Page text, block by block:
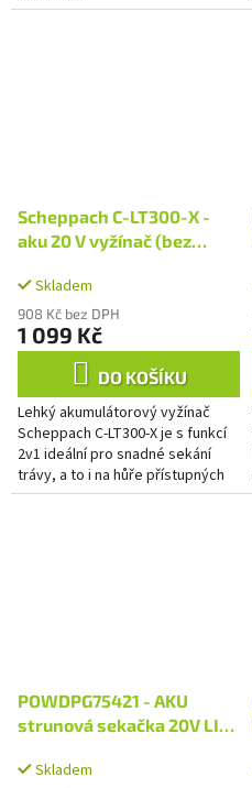
Scheppach C-LT300-X -
aku 20 V vyžínač (bez
Skladem
908 Kč bez DPH
1 099 Kč
DO KOŠÍKU
Lehký akumulátorový vyžínač
Scheppach C-LT300-X je s funkcí
2v1 ideální pro snadné sekání
trávy, a to i na hůře přístupných
místech a je vhodným
POWDPG75421 - AKU
strunová sekačka 20V LI-
baterie 20V 2,0 Ah
Skladem